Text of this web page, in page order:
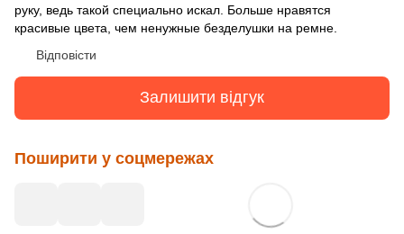
руку, ведь такой специально искал. Больше нравятся
красивые цвета, чем ненужные безделушки на ремне.
Відповісти
Залишити відгук
Поширити у соцмережах